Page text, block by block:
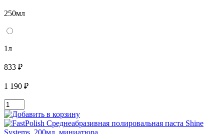
250мл
1л
833 ₽
1 190 ₽